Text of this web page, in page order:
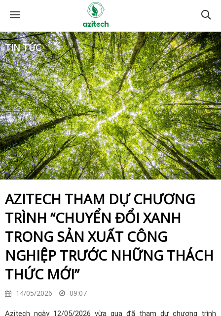
TIN TỨC
AZITECH THAM DỰ CHƯƠNG
TRÌNH “CHUYỂN ĐỔI XANH
TRONG SẢN XUẤT CÔNG
NGHIỆP TRƯỚC NHỮNG THÁCH
THỨC MỚI”
14/05/2026 09:07
Azitech ngày 12/05/2026 vừa qua đã tham dự chương trình